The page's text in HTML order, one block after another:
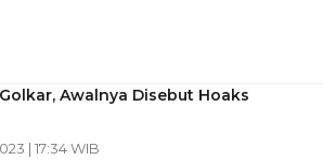
Awalnya Disebut Hoaks
| 17:34 WIB